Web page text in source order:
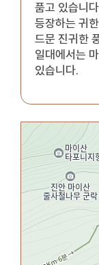
품고 있습니
등장하는 귀
드문 진귀한
일대에서는
있습니다.